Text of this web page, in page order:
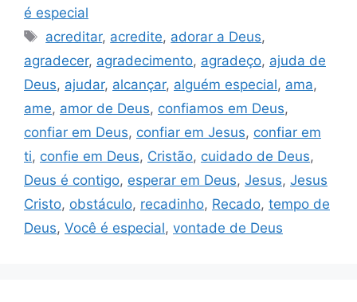
é especial
Tags
acreditar, acredite, adorar a Deus,
agradecer, agradecimento, agradeço, ajuda de
Deus, ajudar, alcançar, alguém especial, ama,
ame, amor de Deus, confiamos em Deus,
confiar em Deus, confiar em Jesus, confiar em
ti, confie em Deus, Cristão, cuidado de Deus,
Deus é contigo, esperar em Deus, Jesus, Jesus
Cristo, obstáculo, recadinho, Recado, tempo de
Deus, Você é especial, vontade de Deus